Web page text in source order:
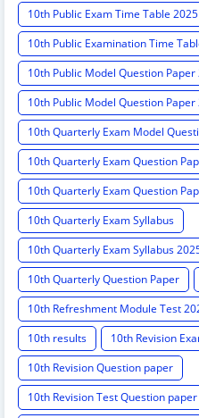
10th Public Exam Time Table 2025
10th Public Examination Time
10th Public Model Question Paper
10th Public Model Question Paper
10th Quarterly Exam Model
10th Quarterly Exam Question
10th Quarterly Exam Question
10th Quarterly Exam Syllabus
10th Quarterly Exam Syllabus
10th Quarterly Question Paper
10th Refreshment Module Test
10th results
10th Revision
10th Revision Question paper
10th Revision Test Question